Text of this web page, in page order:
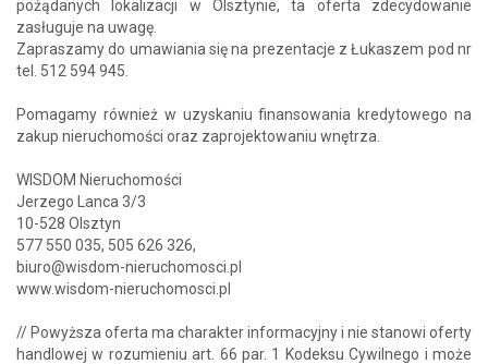
pożądanych lokalizacji w Olsztynie, ta oferta zdecydowanie
zasługuje na uwagę.
Zapraszamy do umawiania się na prezentacje z Łukaszem pod nr
tel. 512 594 945.
Pomagamy również w uzyskaniu finansowania kredytowego na
zakup nieruchomości oraz zaprojektowaniu wnętrza.
WISDOM Nieruchomości
Jerzego Lanca 3/3
10-528 Olsztyn
577 550 035, 505 626 326,
biuro@wisdom-nieruchomosci.pl
www.wisdom-nieruchomosci.pl
// Powyższa oferta ma charakter informacyjny i nie stanowi oferty
handlowej w rozumieniu art. 66 par. 1 Kodeksu Cywilnego i może